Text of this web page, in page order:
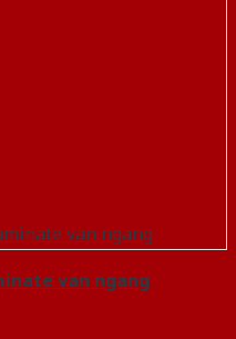
van ngang